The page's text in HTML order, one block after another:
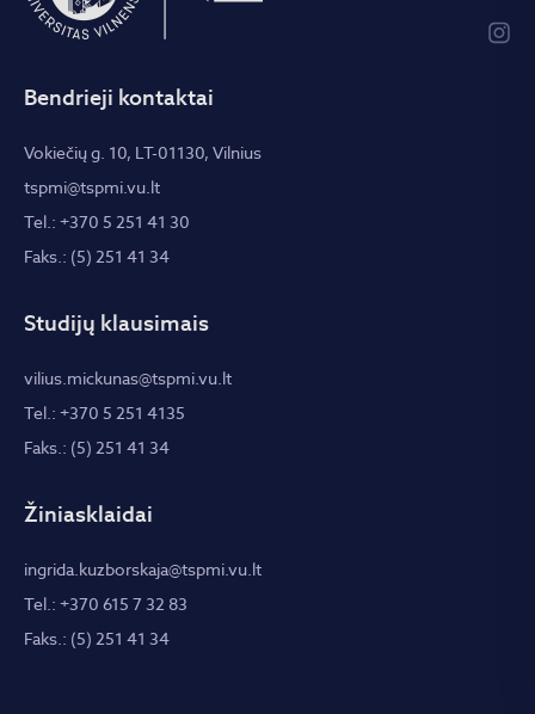
Bendrieji kontaktai
Vokiečių g. 10, LT-01130, Vilnius
tspmi@tspmi.vu.lt
Tel.: +370 5 251 41 30
Faks.: (5) 251 41 34
Studijų klausimais
vilius.mickunas@tspmi.vu.lt
Tel.: +370 5 251 4135
Faks.: (5) 251 41 34
Žiniasklaidai
ingrida.kuzborskaja@tspmi.vu.lt
Tel.: +370 615 7 32 83
Faks.: (5) 251 41 34